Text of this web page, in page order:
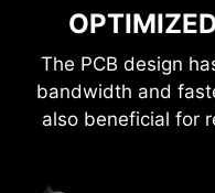
The PCB design
bandwidth and
also beneficial for
контакту
подачі
Низький опір:
низький опір,
ефективний